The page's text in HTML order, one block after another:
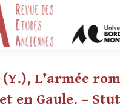
(Y.), L’armée
en Gaule. –